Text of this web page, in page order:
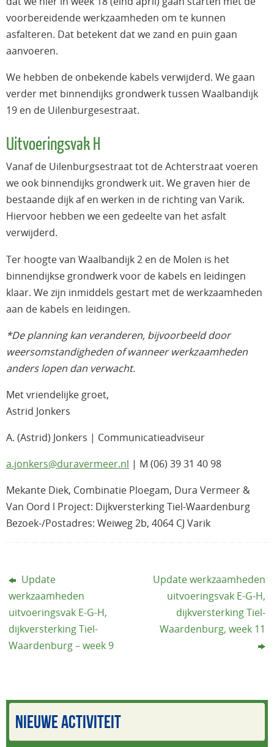
voorbereidende werkzaamheden om te kunnen
asfalteren. Dat betekent dat we zand en puin gaan
aanvoeren.
We hebben de onbekende kabels verwijderd. We gaan
verder met binnendijks grondwerk tussen Waalbandijk
19 en de Uilenburgesestraat.
Uitvoeringsvak H
Vanaf de Uilenburgsestraat tot de Achterstraat voeren
we ook binnendijks grondwerk uit. We graven hier de
bestaande dijk af en werken in de richting van Varik.
Hiervoor hebben we een gedeelte van het asfalt
verwijderd.
Ter hoogte van Waalbandijk 2 en de Molen is het
binnendijkse grondwerk voor de kabels en leidingen
klaar. We zijn inmiddels gestart met de werkzaamheden
aan de kabels en leidingen.
*De planning kan veranderen, bijvoorbeeld door
weersomstandigheden of wanneer werkzaamheden
anders lopen dan verwacht.
Met vriendelijke groet,
Astrid Jonkers
A. (Astrid) Jonkers | Communicatieadviseur
a.jonkers@duravermeer.nl | M (06) 39 31 40 98
Mekante Diek, Combinatie Ploegam, Dura Vermeer &
Van Oord l Project: Dijkversterking Tiel-Waardenburg
Bezoek-/Postadres: Weiweg 2b, 4064 CJ Varik
Update
werkzaamheden
uitvoeringsvak E-G-H,
dijkversterking Tiel-
Waardenburg – week 9
Update werkzaamheden
uitvoeringsvak E-G-H,
dijkversterking Tiel-
Waardenburg, week 11
NIEUWE ACTIVITEIT